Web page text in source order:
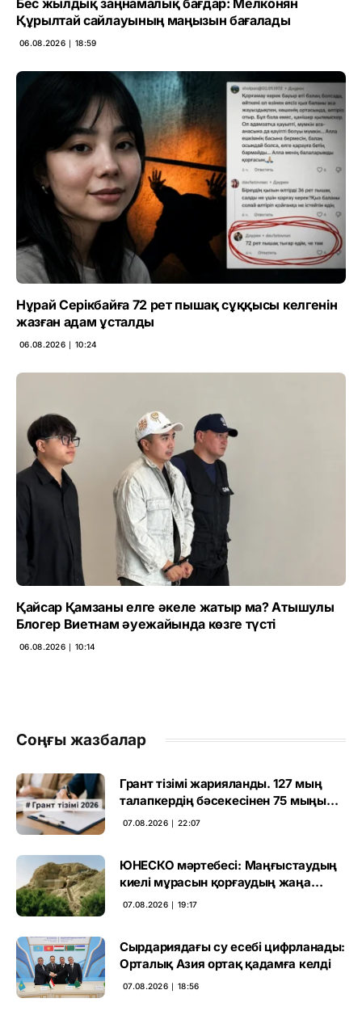
Бес жылдық заңнамалық бағдар: Мелконян
Құрылтай сайлауының маңызын бағалады
06.08.2026 ∣ 18:59
Нұрай Серікбайға 72 рет пышақ сұққысы келгенін
жазған адам ұсталды
06.08.2026 ∣ 10:24
Қайсар Қамзаны елге әкеле жатыр ма? Атышулы
Блогер Виетнам әуежайында көзге түсті
06.08.2026 ∣ 10:14
Соңғы жазбалар
Грант тізімі жарияланды. 127 мың
талапкердің бәсекесінен 75 мыңы
өтті
07.08.2026 ∣ 22:07
ЮНЕСКО мәртебесі: Маңғыстаудың
киелі мұрасын қорғаудың жаңа
кезеңі басталды
07.08.2026 ∣ 19:17
Сырдариядағы су есебі цифрланады:
Орталық Азия ортақ қадамға келді
07.08.2026 ∣ 18:56